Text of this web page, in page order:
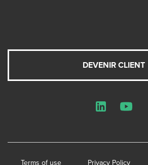
DEVENIR CLIENT
Terms of use Privacy Policy
LinkedInYouTube